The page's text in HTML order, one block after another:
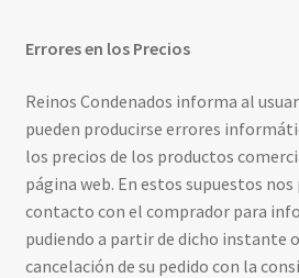
Errores en los Precios
Reinos Condenados informa al
pueden producirse errores
los precios de los productos
página web. En estos supuestos
contacto con el comprador para
pudiendo a partir de dicho instante
cancelación de su pedido con la